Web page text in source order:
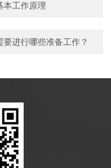
本工作原理
进行哪些准备工作？